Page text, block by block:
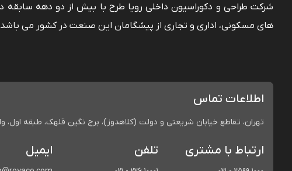
شرکت طراحی و دکوراسیون داخلی رویا طرح با بیش از دو دهه
های مسکونی، اداری و تجاری از پیشگامان این صنعت در کشور می
اطلاعات تماس
تهران، تقاطع خیابان شریعتی و دولت (کلاهدوز)، برج نگین قلهک، طبقه اول،
ارتباط با مشتری تلفن ایمیل